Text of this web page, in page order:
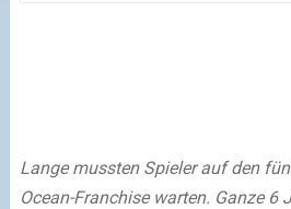
Lange mussten Spieler auf den
Ocean-Franchise warten. Ganze 6